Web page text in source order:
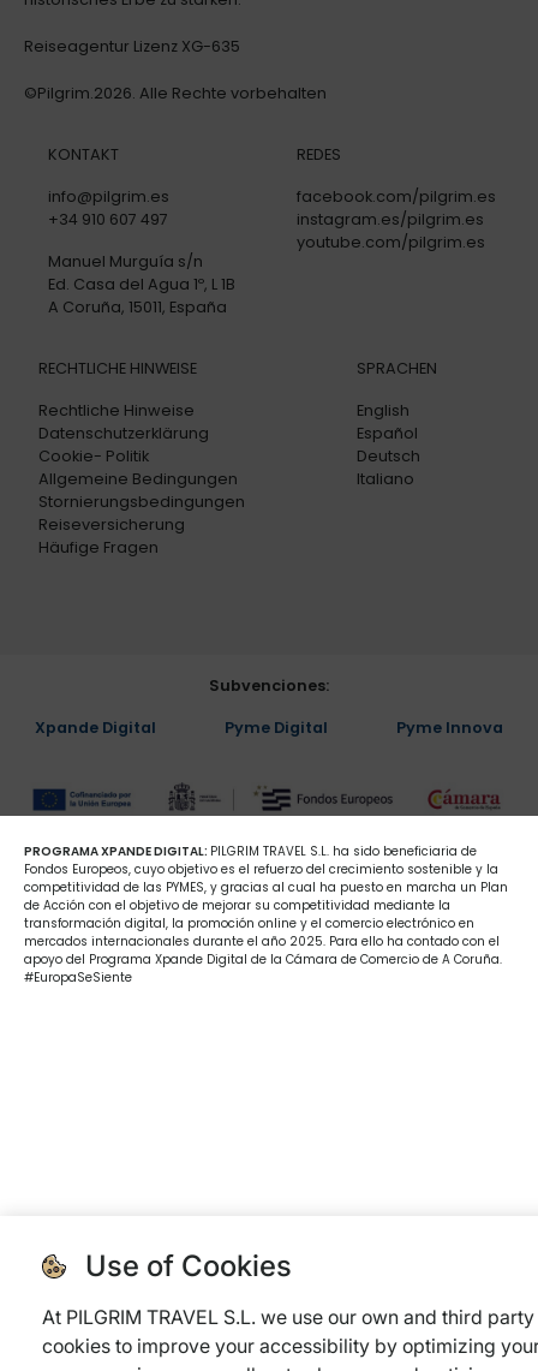
Reiseagentur Lizenz XG-635
©Pilgrim.2026. Alle Rechte vorbehalten
KONTAKT
info@pilgrim.es
+34 910 607 497
Manuel Murguía s/n
Ed. Casa del Agua 1º, L 1B
A Coruña, 15011, España
REDES
facebook.com/pilgrim.es
instagram.es/pilgrim.es
youtube.com/pilgrim.es
RECHTLICHE HINWEISE
Rechtliche Hinweise
Datenschutzerklärung
Cookie- Politik
Allgemeine Bedingungen
Stornierungsbedingungen
Reiseversicherung
Häufige Fragen
SPRACHEN
English
Español
Deutsch
Italiano
Subvenciones:
Xpande Digital Pyme Digital Pyme Innova
PROGRAMA XPANDE DIGITAL: PILGRIM TRAVEL S.L. ha sido beneficiaria de
Fondos Europeos, cuyo objetivo es el refuerzo del crecimiento sostenible y la
competitividad de las PYMES, y gracias al cual ha puesto en marcha un Plan
de Acción con el objetivo de mejorar su competitividad mediante la
transformación digital, la promoción online y el comercio electrónico en
mercados internacionales durante el año 2025. Para ello ha contado con el
apoyo del Programa Xpande Digital de la Cámara de Comercio de A Coruña.
#EuropaSeSiente
Use of Cookies
At PILGRIM TRAVEL S.L. we use our own and third party
cookies to improve your accessibility by optimizing